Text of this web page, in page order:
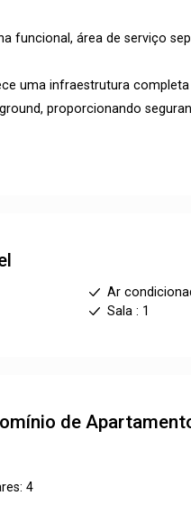
funcional, área de serviço
uma infraestrutura
proporcionando
Ar
Sala : 1
de
4